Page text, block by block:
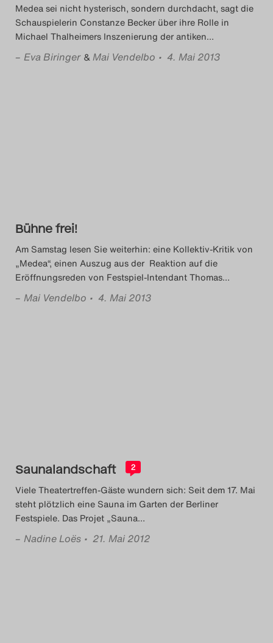
Medea sei nicht hysterisch, sondern durchdacht, sagt die
Schauspielerin Constanze Becker über ihre Rolle in
Michael Thalheimers Inszenierung der antiken…
– Eva Biringer &Mai Vendelbo • 4. Mai 2013
Bühne frei!
Am Samstag lesen Sie weiterhin: eine Kollektiv-Kritik von
„Medea“, einen Auszug aus der Reaktion auf die
Eröffnungsreden von Festspiel-Intendant Thomas…
– Mai Vendelbo • 4. Mai 2013
Saunalandschaft 2
Viele Theatertreffen-Gäste wundern sich: Seit dem 17. Mai
steht plötzlich eine Sauna im Garten der Berliner
Festspiele. Das Projet „Sauna…
– Nadine Loës • 21. Mai 2012